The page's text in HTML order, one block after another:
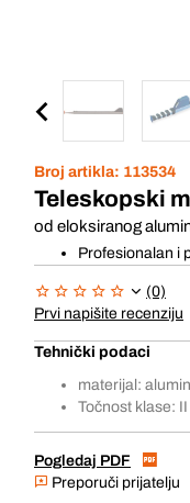
Broj artikla: 113534
Teleskopski
od eloksiranog
Profesionalan i
(0)
Prvi napišite recenziju
Tehnički podaci
materijal:
Točnost klase: II
Pogledaj PDF
Preporuči prijatelju